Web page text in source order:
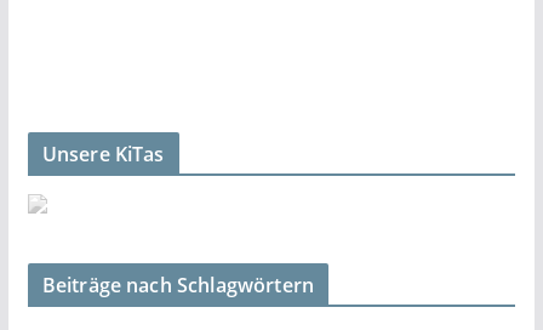
Unsere KiTas
Beiträge nach Schlagwörtern